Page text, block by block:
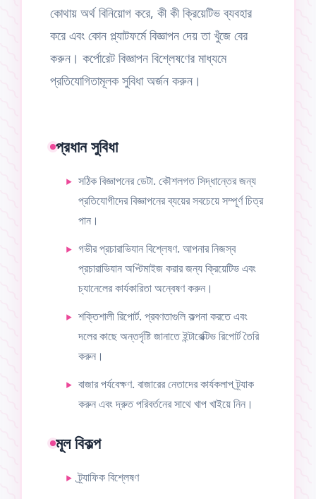
কোথায় অর্থ বিনিয়োগ করে, কী কী ক্রিয়েটিভ ব্যবহার
করে এবং কোন প্ল্যাটফর্মে বিজ্ঞাপন দেয় তা খুঁজে বের
করুন। কর্পোরেট বিজ্ঞাপন বিশ্লেষণের মাধ্যমে
প্রতিযোগিতামূলক সুবিধা অর্জন করুন।
প্রধান সুবিধা
সঠিক বিজ্ঞাপনের ডেটা. কৌশলগত সিদ্ধান্তের জন্য
প্রতিযোগীদের বিজ্ঞাপনের ব্যয়ের সবচেয়ে সম্পূর্ণ চিত্র
পান।
গভীর প্রচারাভিযান বিশ্লেষণ. আপনার নিজস্ব
প্রচারাভিযান অপ্টিমাইজ করার জন্য ক্রিয়েটিভ এবং
চ্যানেলের কার্যকারিতা অন্বেষণ করুন।
শক্তিশালী রিপোর্ট. প্রবণতাগুলি কল্পনা করতে এবং
দলের কাছে অন্তর্দৃষ্টি জানাতে ইন্টারেক্টিভ রিপোর্ট তৈরি
করুন।
বাজার পর্যবেক্ষণ. বাজারের নেতাদের কার্যকলাপ ট্র্যাক
করুন এবং দ্রুত পরিবর্তনের সাথে খাপ খাইয়ে নিন।
মূল বিকল্প
ট্র্যাফিক বিশ্লেষণ